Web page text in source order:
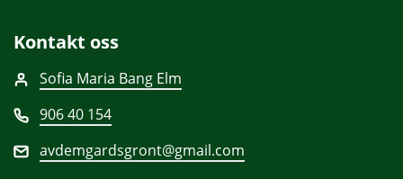
Kontakt oss
Sofia Maria Bang Elm
906 40 154
avdemgardsgront@gmail.com